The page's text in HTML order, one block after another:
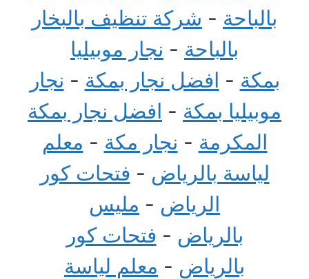
بالباحة - شركة تنظيف بالبخار
بالباحة - نجار موبيليا
بمكة - افضل نجار بمكة - نجار
موبيليا بمكة - افضل نجار بمكة
المكرمة - نجار مكة - معلم
لياسة بالرياض - فتحات كور
الرياض - مليس
بالرياض - فتحات كور
بالرياض - معلم لياسة